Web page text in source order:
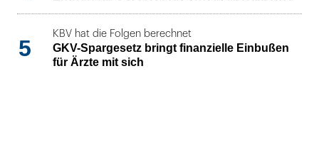
5
KBV hat die Folgen berechnet
GKV-Spargesetz bringt finanzielle Einbußen
für Ärzte mit sich